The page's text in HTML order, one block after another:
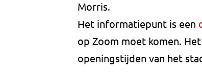
Morris.
Het informatiepunt is een
op Zoom moet komen.
openingstijden van het